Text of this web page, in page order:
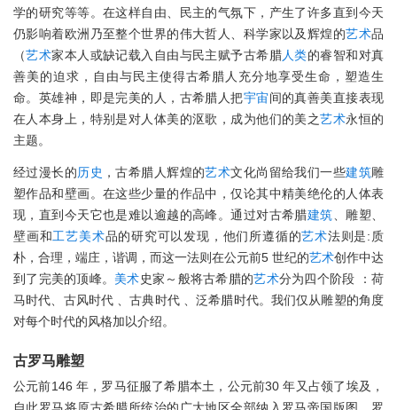
学的研究等等。在这样自由、民主的气氛下，产生了许多直到今天
仍影响着欧洲乃至整个世界的伟大哲人、科学家以及辉煌的艺术品
（艺术家本人或缺记载入自由与民主赋予古希腊人类的睿智和对真
善美的迫求，自由与民主使得古希腊人充分地享受生命，塑造生
命。英雄神，即是完美的人，古希腊人把宇宙间的真善美直接表现
在人本身上，特别是对人体美的沤歌，成为他们的美之艺术永恒的
主题。
经过漫长的历史 ，古希腊人辉煌的艺术文化尚留给我们一些建筑雕
塑作品和壁画。在这些少量的作品中，仅论其中精美绝伦的人体表
现，直到今天它也是难以逾越的高峰。通过对古希腊建筑 、雕塑、
壁画和工艺美术品的研究可以发现，他们所遵循的艺术法则是:质
朴，合理，端庄，谐调，而这一法则在公元前5 世纪的艺术创作中达
到了完美的顶峰。 美术史家～般将古希腊的艺术分为四个阶段 ：荷
马时代、古风时代 、古典时代 、泛希腊时代。我们仅从雕塑的角度
对每个时代的风格加以介绍。
古罗马雕塑
公元前146 年，罗马征服了希腊本土，公元前30 年又占领了埃及，